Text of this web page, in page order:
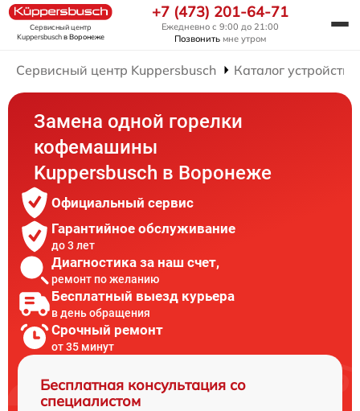
Сервисный центр
Kuppersbuschв Воронеже
+7 (473) 201-64-71
Ежедневно с 9:00 до 21:00
Позвонить мне утром
Сервисный центр Kuppersbusch Каталог устройств
Замена одной горелки
кофемашины
Kuppersbusch в Воронеже
Официальный сервис
Гарантийное обслуживание
до 3 лет
Диагностика за наш счет,
ремонт по желанию
Бесплатный выезд курьера
в день обращения
Срочный ремонт
от 35 минут
Бесплатная консультация со
специалистом